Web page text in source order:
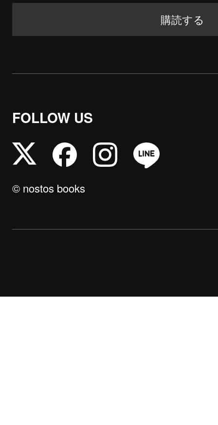
FOLLOW US
© nostos books